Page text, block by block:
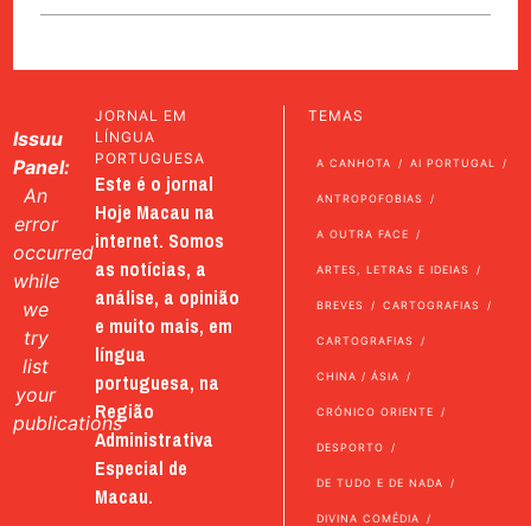
Issuu
Panel:
An
error
occurred
while
we
try
list
your
publications
JORNAL EM
LÍNGUA
PORTUGUESA
Este é o jornal
Hoje Macau na
internet. Somos
as notícias, a
análise, a opinião
e muito mais, em
língua
portuguesa, na
Região
Administrativa
Especial de
Macau.
TEMAS
A CANHOTA AI PORTUGAL
ANTROPOFOBIAS
A OUTRA FACE
ARTES, LETRAS E IDEIAS
BREVES CARTOGRAFIAS
CARTOGRAFIAS
CHINA / ÁSIA
CRÓNICO ORIENTE
DESPORTO
DE TUDO E DE NADA
DIVINA COMÉDIA